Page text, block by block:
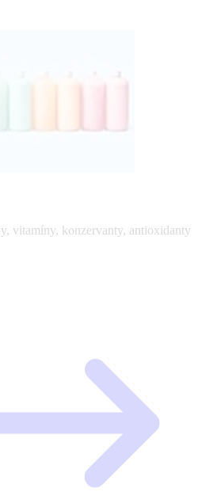
vitamíny, konzervanty, antioxidanty